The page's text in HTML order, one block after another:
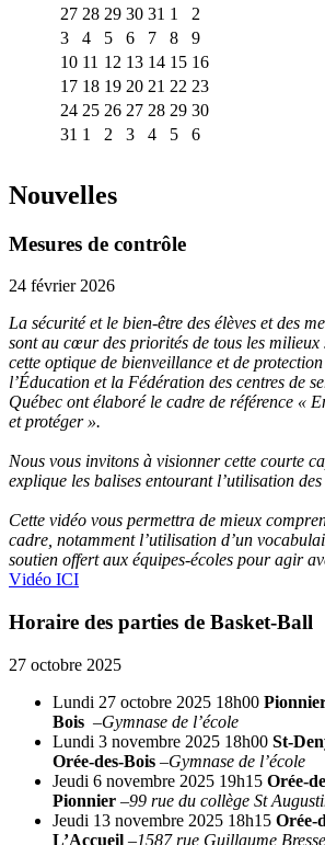
27 28 29 30 31 1
2
3
4 5 6 7 8
9
10 11 12 13 14 15 16
17 18 19 20 21 22 23
24 25 26 27 28 29 30
31 1 2 3 4 5 6
Nouvelles
Mesures de contrôle
24 février 2026
La sécurité et le bien-être des élèves et des
sont au cœur des priorités de tous les milieux
cette optique de bienveillance et de
l’Éducation et la Fédération des centres de
Québec ont élaboré le cadre de référence «
et protéger ».
Nous vous invitons à visionner cette courte
explique les balises entourant l’utilisation
Cette vidéo vous permettra de mieux
cadre, notamment l’utilisation d’un
soutien offert aux équipes-écoles pour agir
Vidéo ICI
Horaire des parties de Basket-Ball
27 octobre 2025
Lundi 27 octobre 2025 18h00
Bois –Gymnase de l’école
Lundi 3 novembre 2025 18h00 St-
Orée-des-Bois –Gymnase de l’école
Jeudi 6 novembre 2025 19h15 Orée-
Pionnier –99 rue du collège St
Jeudi 13 novembre 2025 18h15 Orée-
L’Accueil –1587 rue Guillaume